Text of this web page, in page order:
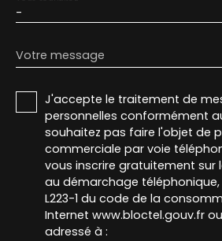
-
Votre message
J'accepte le traitement de
personnelles conformément au
souhaitez pas faire l'objet de
commerciale par voie
vous inscrire gratuitement sur
au démarchage
L223-1 du code de la
Internet www.bloctel.gouv.fr
adressé à :